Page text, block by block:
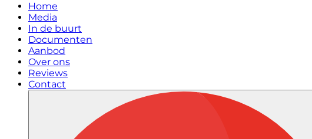
Home
Media
In de buurt
Documenten
Aanbod
Over ons
Reviews
Contact